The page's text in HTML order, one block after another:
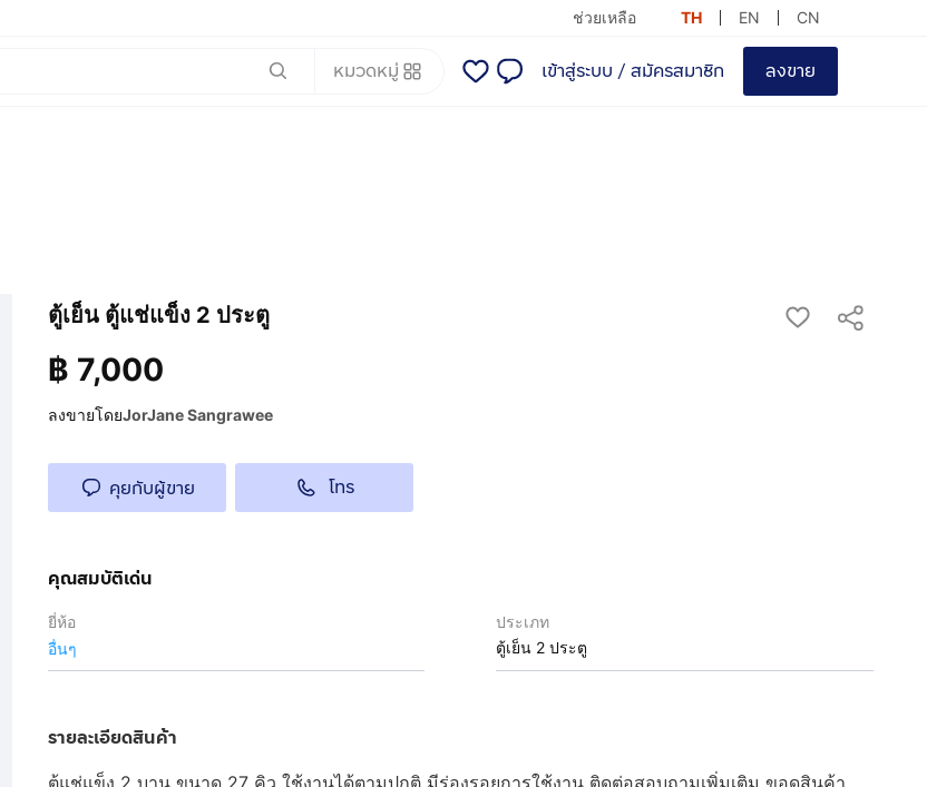
ช่วยเหลือ TH EN CN
หมวดหมู่ เข้าสู่ระบบ / สมัครสมาชิก ลงขาย
ตู้เย็น ตู้แช่แข็ง 2 ประตู
฿ 7,000
ลงขายโดยJorJane Sangrawee
คุยกับผู้ขาย โทร
คุณสมบัติเด่น
ยี่ห้อ
อื่นๆ
ประเภท
ตู้เย็น 2 ประตู
รายละเอียดสินค้า
ตู้แช่แข็ง 2 บาน ขนาด 27 คิว ใช้งานได้ตามปกติ มีร่องรอยการใช้งาน ติดต่อสอบถามเพิ่มเติม ขอดูสินค้า